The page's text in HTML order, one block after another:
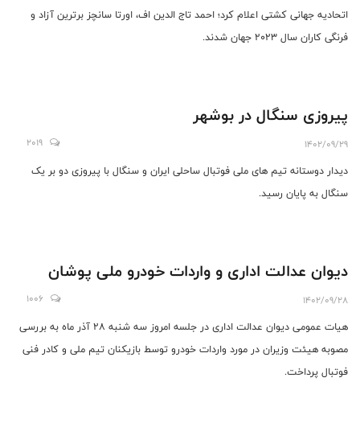
اتحادیه جهانی کشتی اعلام کرد؛ احمد تاج الدین اف، اورتا سانچز برترین آزاد و
فرنگی کاران سال 2023 جهان شدند.
پیروزی سنگال در بوشهر
1402/09/29
2019
دیدار دوستانه تیم های ملی فوتبال ساحلی ایران و سنگال با پیروزی دو بر یک
سنگال به پایان رسید.
دیوان عدالت اداری و واردات خودرو ملی پوشان
1402/09/28
1006
هیات عمومی دیوان عدالت اداری در جلسه امروز سه شنبه ۲۸ آذر ماه به بررسی
مصوبه هیئت وزیران در مورد واردات خودرو توسط بازیکنان تیم ملی و کادر فنی
فوتبال پرداخت.